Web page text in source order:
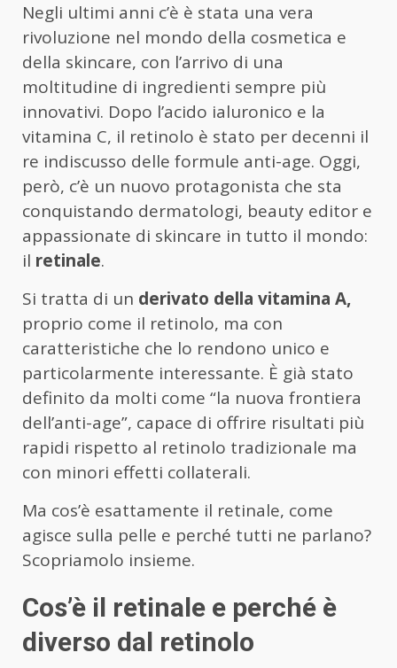
Negli ultimi anni c’è è stata una vera
rivoluzione nel mondo della cosmetica e
della skincare, con l’arrivo di una
moltitudine di ingredienti sempre più
innovativi. Dopo l’acido ialuronico e la
vitamina C, il retinolo è stato per decenni il
re indiscusso delle formule anti-age. Oggi,
però, c’è un nuovo protagonista che sta
conquistando dermatologi, beauty editor e
appassionate di skincare in tutto il mondo:
il retinale.
Si tratta di un derivato della vitamina A,
proprio come il retinolo, ma con
caratteristiche che lo rendono unico e
particolarmente interessante. È già stato
definito da molti come “la nuova frontiera
dell’anti-age”, capace di offrire risultati più
rapidi rispetto al retinolo tradizionale ma
con minori effetti collaterali.
Ma cos’è esattamente il retinale, come
agisce sulla pelle e perché tutti ne parlano?
Scopriamolo insieme.
Cos’è il retinale e perché è
diverso dal retinolo